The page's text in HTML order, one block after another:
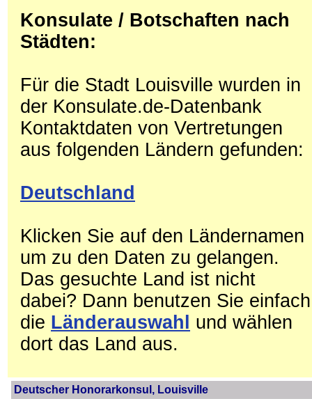
Konsulate / Botschaften nach
Städten:
Für die Stadt Louisville wurden in
der Konsulate.de-Datenbank
Kontaktdaten von Vertretungen
aus folgenden Ländern gefunden:
Deutschland
Klicken Sie auf den Ländernamen
um zu den Daten zu gelangen.
Das gesuchte Land ist nicht
dabei? Dann benutzen Sie einfach
die Länderauswahl
und wählen
dort das Land aus.
Deutscher Honorarkonsul, Louisville